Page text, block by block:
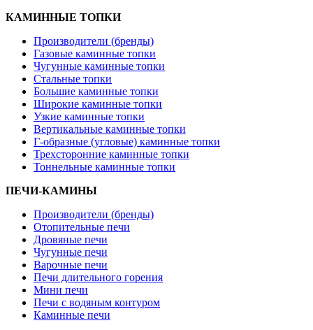
КАМИННЫЕ ТОПКИ
Производители (бренды)
Газовые каминные топки
Чугунные каминные топки
Стальные топки
Большие каминные топки
Широкие каминные топки
Узкие каминные топки
Вертикальные каминные топки
Г-образные (угловые) каминные топки
Трехсторонние каминные топки
Тоннельные каминные топки
ПЕЧИ-КАМИНЫ
Производители (бренды)
Отопительные печи
Дровяные печи
Чугунные печи
Варочные печи
Печи длительного горения
Мини печи
Печи с водяным контуром
Каминные печи